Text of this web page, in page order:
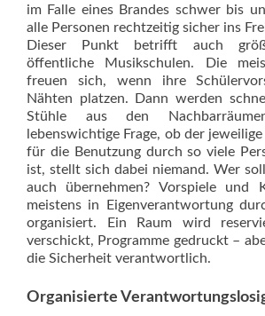
im Falle eines Brandes schwer bis
alle Personen rechtzeitig sicher ins
Dieser Punkt betrifft auch
öffentliche Musikschulen. Die
freuen sich, wenn ihre
Nähten platzen. Dann werden
Stühle aus den
lebenswichtige Frage, ob der
für die Benutzung durch so viele
ist, stellt sich dabei niemand. Wer
auch übernehmen? Vorspiele und
meistens in Eigenverantwortung
organisiert. Ein Raum wird
verschickt, Programme gedruckt –
die Sicherheit verantwortlich.
Organisierte